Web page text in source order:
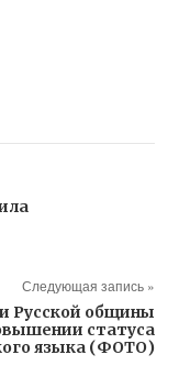
Следующая запись »
Русской общины
статуса
языка (ФОТО)